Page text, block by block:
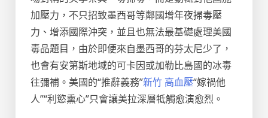
加壓力，不只招致墨西哥等鄰國增年夜掃毒壓
力、增添國際沖突，並且也無法最基礎處理美國
毒品題目，由於即便來自墨西哥的芬太尼少了，
也會有安第斯地域的可卡因或加勒比島國的冰毒
往彌補。美國的“推辭義務”新竹 高血壓“嫁禍他
人”“利慾熏心”只會讓美拉深層牴觸愈演愈烈。